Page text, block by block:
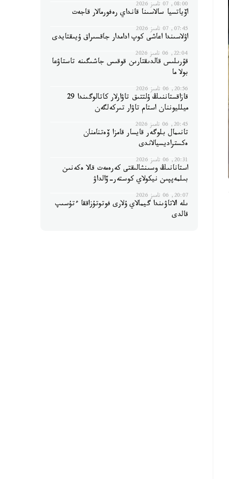
08:00, 07 تامىز 2026
اۆياتسيا سالاسىنا قانداي رەفورمالار قاجەت
07:45, 07 تامىز 2026
اۋلاسىندا اعاشى كوپ ادامدار جاقسىراق ۇيىقتايدى
22:04, 06 تامىز 2026
قۇرىلىس قالدىقتارىن قوقىس جاشىگىنە تاستاۋعا
بولا ما
20:56, 06 تامىز 2026
قازاقستاننىڭ ۇلتتىق تاۋارلار كاتالوگىندا 29
ميلليوننان استام تاۋار تىركەلگەن
20:45, 06 تامىز 2026
تانىمال بلوگەر قايسار قامزا ۆەتنامنان
ەكستراديسيالاندى
20:31, 06 تامىز 2026
استانانىڭ وسىنشالىقتى كەرەمەت قالا ەكەنىن
بىلمەپپىن نيكولاي كوستەر-ۆالداۋ
20:07, 06 تامىز 2026
ىلە الاتاۋىندا گيمالاي ۇلارى فوتوتۇزاققا ءتۇسىپ
قالدى